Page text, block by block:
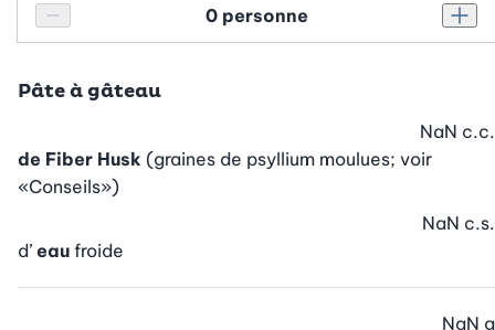
Réduire le nombre de personnes
Personnes
Pâte à gâteau
de Fiber Husk (graines de psyllium moulues; voir
«Conseils»)
NaN c.c.
d’ eau froide
NaN c.s.
NaN g